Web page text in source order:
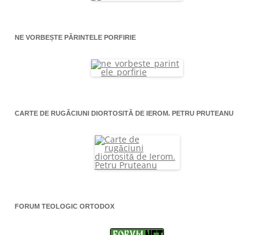
NE VORBEȘTE PĂRINTELE PORFIRIE
CARTE DE RUGĂCIUNI DIORTOSITĂ DE IEROM. PETRU PRUTEANU
FORUM TEOLOGIC ORTODOX